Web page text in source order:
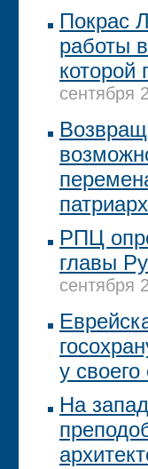
Покрас
работы
сентября
РПЦ
главы
сентября
у
На